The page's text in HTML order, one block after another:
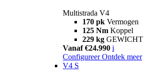
Multistrada V4
170 pk Vermogen
125 Nm Koppel
229 kg GEWICHT
Vanaf €24.990 i
Configureer Ontdek meer
V4 S